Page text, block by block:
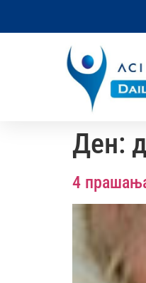
Ден:
4